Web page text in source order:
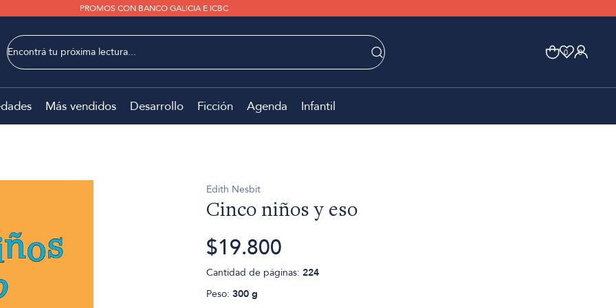
PROMOS CON BANCO GALICIA E ICBC
0 0
Más vendidos Desarrollo Ficción Agenda Infantil
Edith Nesbit
Cinco niños y eso
$19.800
Cantidad de páginas: 224
Peso: 300 g